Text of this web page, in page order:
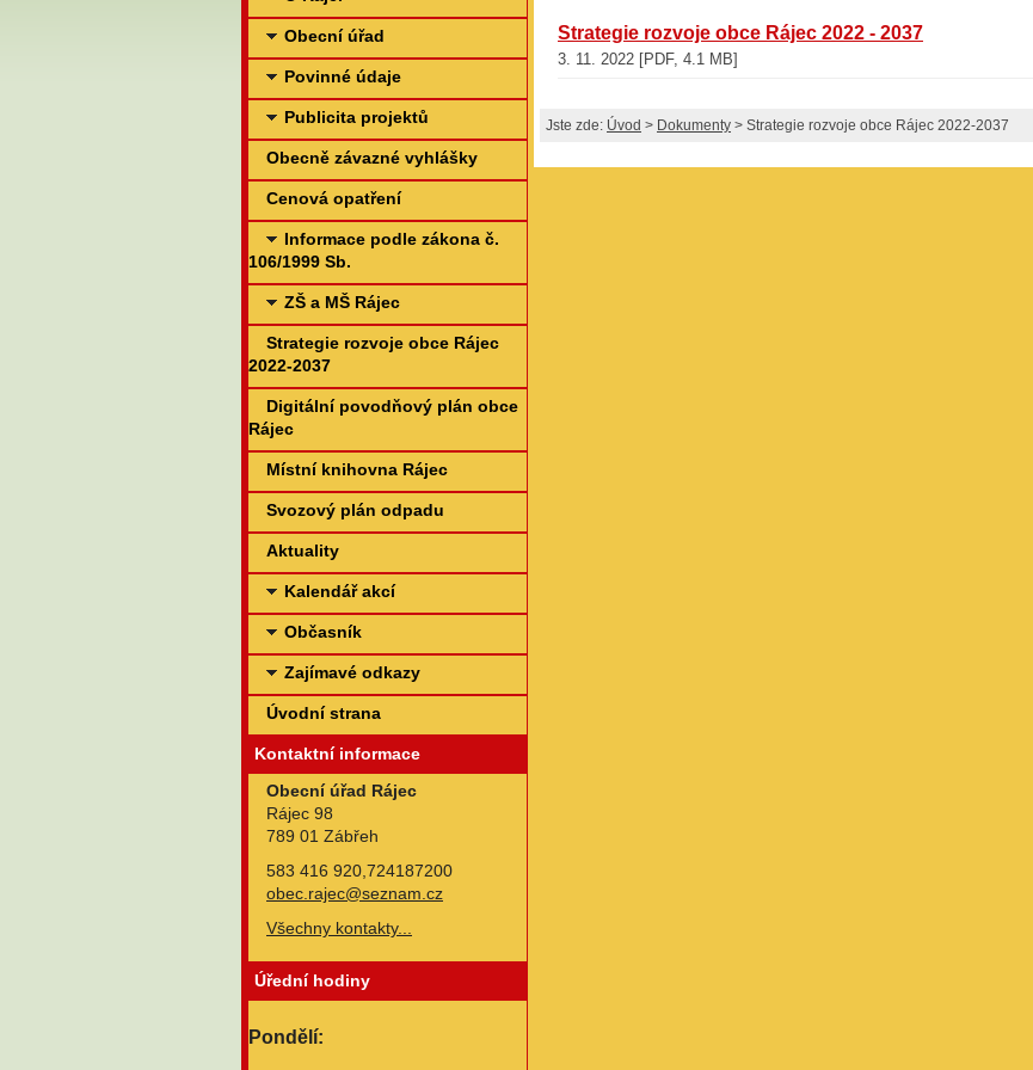
Obecní úřad
Povinné údaje
Publicita projektů
Obecně závazné vyhlášky
Cenová opatření
Informace podle zákona č.
106/1999 Sb.
ZŠ a MŠ Rájec
Strategie rozvoje obce Rájec
2022-2037
Digitální povodňový plán obce
Rájec
Místní knihovna Rájec
Svozový plán odpadu
Aktuality
Kalendář akcí
Občasník
Zajímavé odkazy
Úvodní strana
Kontaktní informace
Obecní úřad Rájec
Rájec 98
789 01 Zábřeh
583 416 920,724187200
obec.rajec@seznam.cz
Všechny kontakty...
Úřední hodiny
Pondělí:
Strategie rozvoje obce Rájec 2022 - 2037
3. 11. 2022 [PDF, 4.1 MB]
Jste zde: Úvod > Dokumenty > Strategie rozvoje obce Rájec 2022-2037